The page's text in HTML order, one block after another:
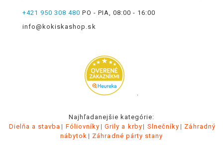
+421 950 308 480 PO - PIA, 08:00 - 16:00
info@kokiskashop.sk
.
Najhľadanejšie kategórie:
Dielňa a stavba
Fóliovníky Grily a krby Slnečníky
Záhradný
nábytok
Záhradné párty stany